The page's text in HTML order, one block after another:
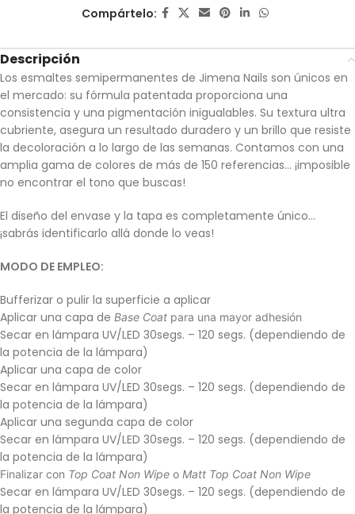
Compártelo:
Descripción
Los esmaltes semipermanentes de Jimena Nails son únicos en
el mercado: su fórmula patentada proporciona una
consistencia y una pigmentación inigualables. Su textura ultra
cubriente, asegura un resultado duradero y un brillo que resiste
la decoloración a lo largo de las semanas. Contamos con una
amplia gama de colores de más de 150 referencias… ¡imposible
no encontrar el tono que buscas!
El diseño del envase y la tapa es completamente único…
¡sabrás identificarlo allá donde lo veas!
MODO DE EMPLEO:
Bufferizar o pulir la superficie a aplicar
Aplicar una capa de Base Coat para una mayor adhesión
Secar en lámpara UV/LED 30segs. – 120 segs. (dependiendo de
la potencia de la lámpara)
Aplicar una capa de color
Secar en lámpara UV/LED 30segs. – 120 segs. (dependiendo de
la potencia de la lámpara)
Aplicar una segunda capa de color
Secar en lámpara UV/LED 30segs. – 120 segs. (dependiendo de
la potencia de la lámpara)
Finalizar con Top Coat Non Wipe o Matt Top Coat Non Wipe
Secar en lámpara UV/LED 30segs. – 120 segs. (dependiendo de
la potencia de la lámpara)